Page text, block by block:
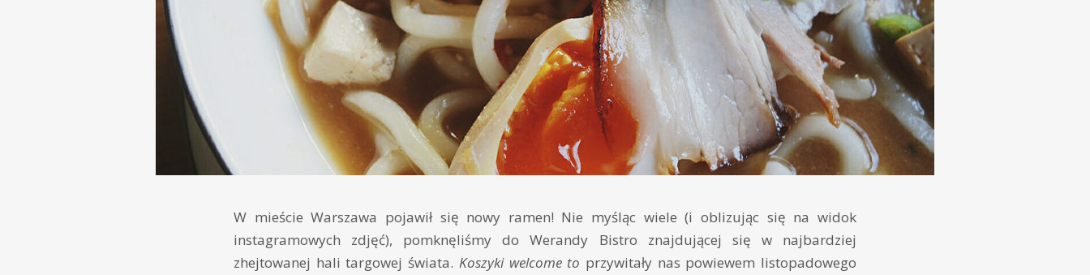
W mieście Warszawa pojawił się nowy ramen! Nie myśląc wiele (i oblizując się na widok
instagramowych zdjęć), pomknęliśmy do Werandy Bistro znajdującej się w najbardziej
zhejtowanej hali targowej świata. Koszyki welcome to przywitały nas powiewem listopadowego